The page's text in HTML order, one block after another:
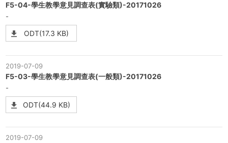
F5-04-學生教學意見調查表(實驗類)-20171026
-
ODT(17.3 KB)
2019-07-09
F5-03-學生教學意見調查表(一般類)-20171026
-
ODT(44.9 KB)
2019-07-09